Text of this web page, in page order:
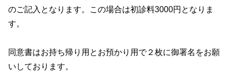
のご記入となります。この場合は初診料3000円となりま
す。
同意書はお持ち帰り用とお預かり用で２枚に御署名をお願
いしております。